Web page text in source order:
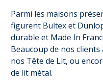
Parmi les maisons
figurent Bultex et
durable et Made In
Beaucoup de nos
nos Tête de Lit, ou
de lit métal.